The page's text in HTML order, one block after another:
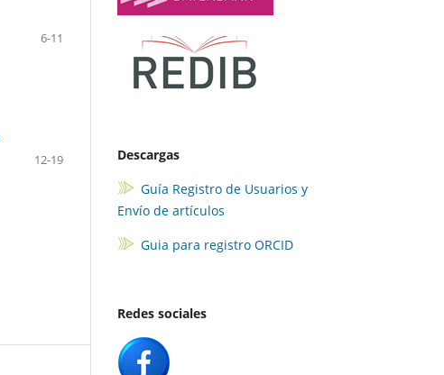
6-11
12-19
Descargas
Guía Registro de Usuarios y
Envío de artículos
Guia para registro ORCID
Redes sociales